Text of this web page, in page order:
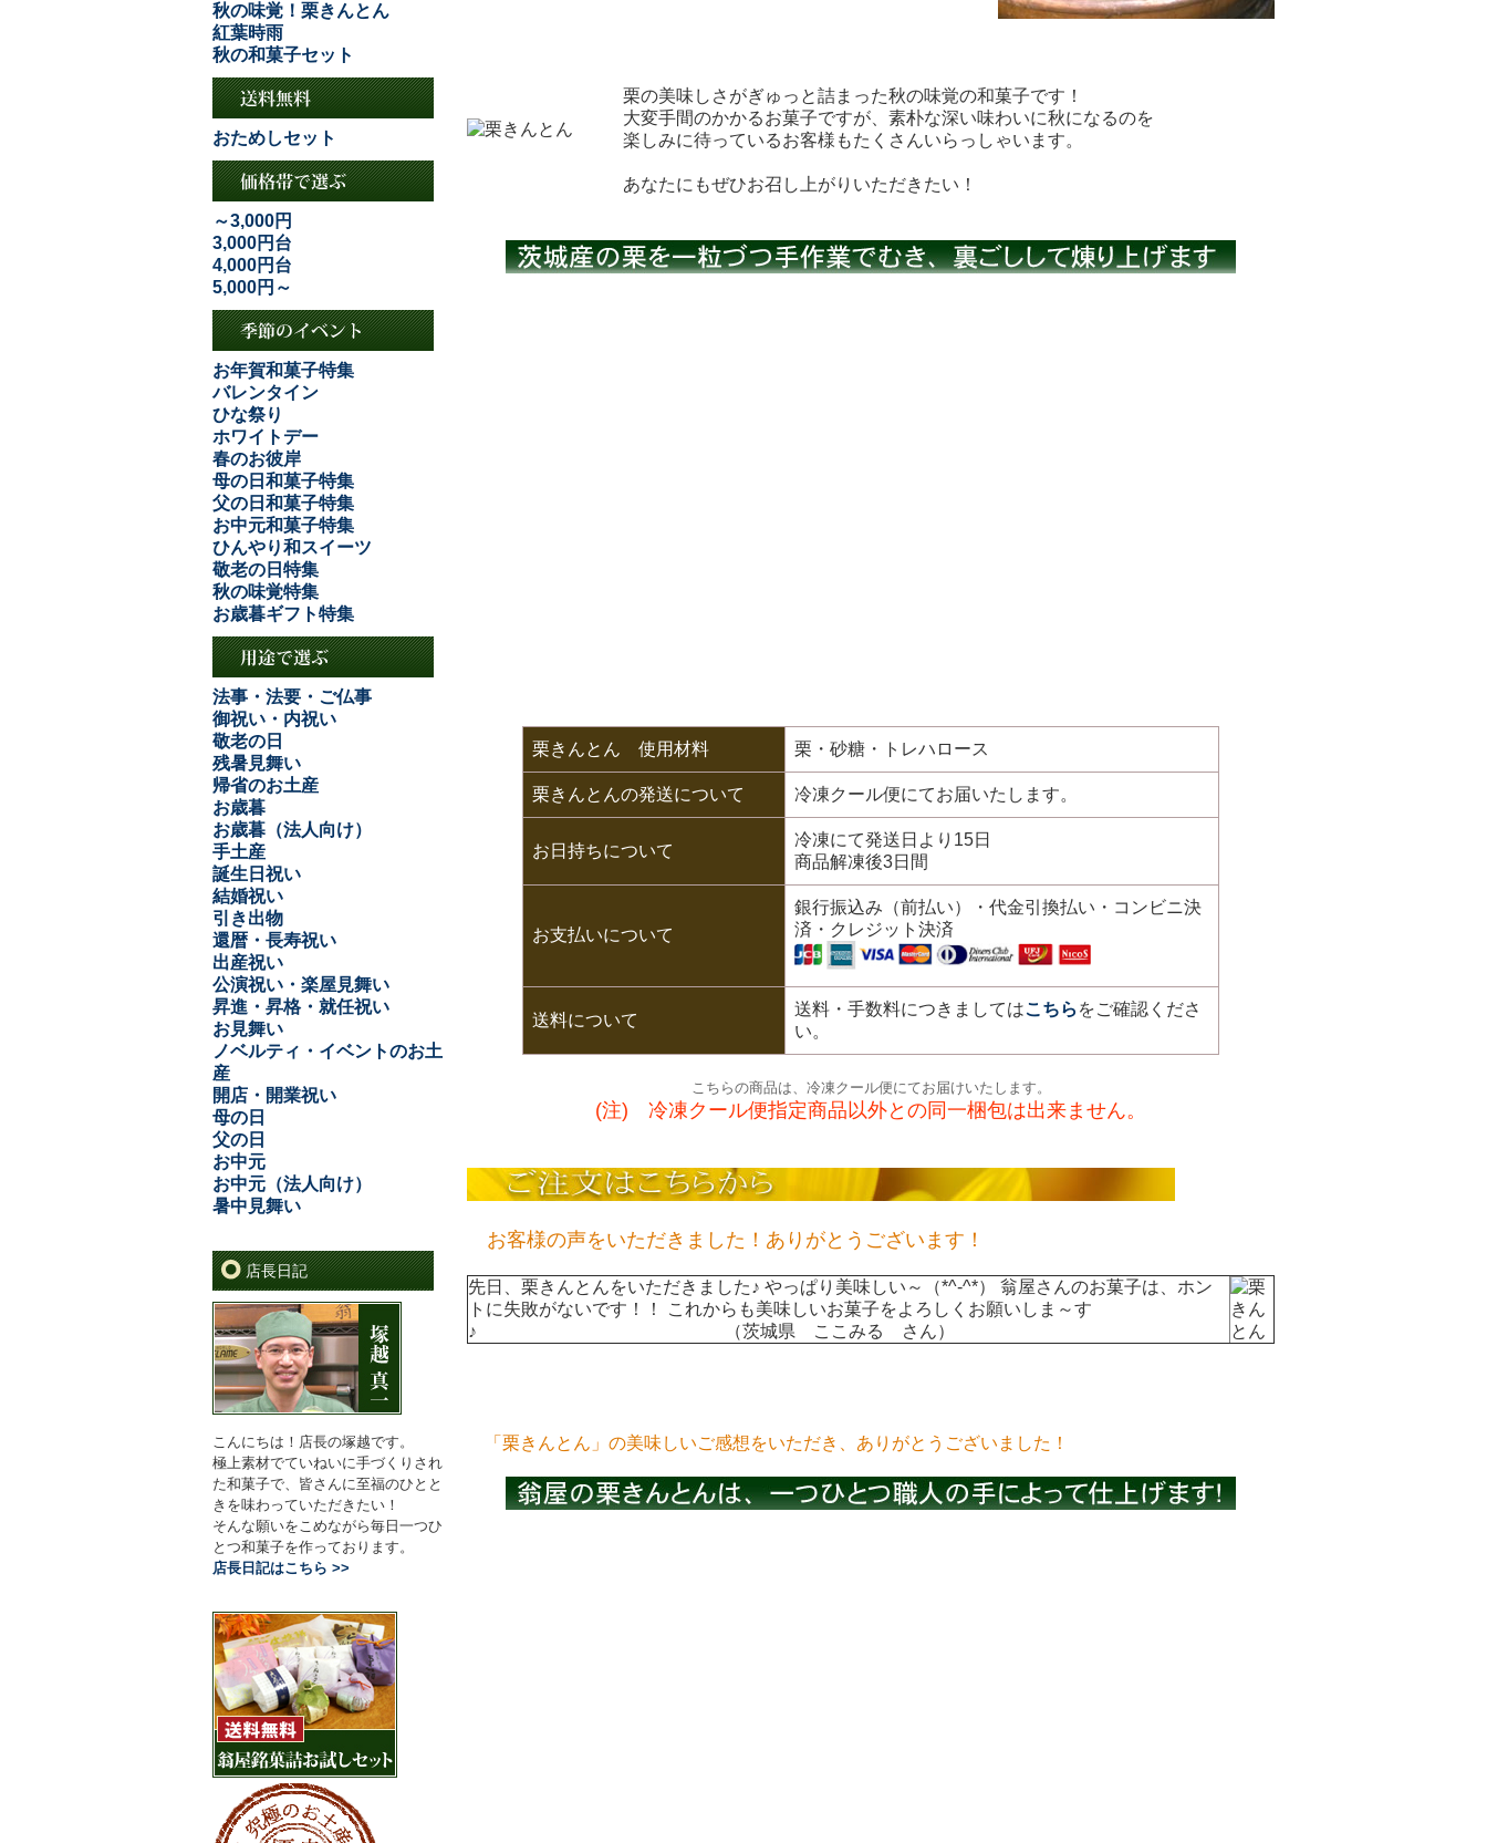
栗の美味しさがぎゅっと詰まった秋の味覚の和菓子です！
大変手間のかかるお菓子ですが、素朴な深い味わいに秋になるのを
楽しみに待っているお客様もたくさんいらっしゃいます。
あなたにもぜひお召し上がりいただきたい！
栗きんとん 使用材料 栗・砂糖・トレハロース
栗きんとんの発送について 冷凍クール便にてお届いたします。
お日持ちについて
冷凍にて発送日より15日
商品解凍後3日間
お支払いについて
銀行振込み（前払い）・代金引換払い・コンビニ決
済・クレジット決済
送料について
送料・手数料につきましてはこちら をご確認くださ
い。
こちらの商品は、冷凍クール便にてお届けいたします。
(注) 冷凍クール便指定商品以外との同一梱包は出来ません。
お客様の声をいただきました！ありがとうございます！
先日、栗きんとんをいただきました♪ やっぱり美味しい～（*^-^*） 翁屋さんのお菓子は、ホン
トに失敗がないです！！ これからも美味しいお菓子をよろしくお願いしま～す
♪ （茨城県 ここみる さん）
「栗きんとん」の美味しいご感想をいただき、ありがとうございました！
秋の味覚！栗きんとん
紅葉時雨
秋の和菓子セット
おためしセット
～3,000円
3,000円台
4,000円台
5,000円～
お年賀和菓子特集
バレンタイン
ひな祭り
ホワイトデー
春のお彼岸
母の日和菓子特集
父の日和菓子特集
お中元和菓子特集
ひんやり和スイーツ
敬老の日特集
秋の味覚特集
お歳暮ギフト特集
法事・法要・ご仏事
御祝い・内祝い
敬老の日
残暑見舞い
帰省のお土産
お歳暮
お歳暮（法人向け）
手土産
誕生日祝い
結婚祝い
引き出物
還暦・長寿祝い
出産祝い
公演祝い・楽屋見舞い
昇進・昇格・就任祝い
お見舞い
ノベルティ・イベントのお土
産
開店・開業祝い
母の日
父の日
お中元
お中元（法人向け）
暑中見舞い
店長日記
こんにちは！店長の塚越です。
極上素材でていねいに手づくりされ
た和菓子で、皆さんに至福のひとと
きを味わっていただきたい！
そんな願いをこめながら毎日一つひ
とつ和菓子を作っております。
店長日記はこちら >>